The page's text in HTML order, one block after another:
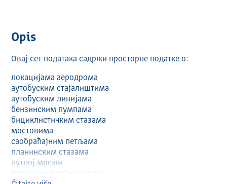
Opis
Овај сет података садржи просторне податке о:
локацијама аеродрома
аутобуским стајалиштима
аутобуским линијама
бензинским пумпама
бициклистичким стазама
мостовима
саобраћајним петљама
планинским стазама
путној мрежи